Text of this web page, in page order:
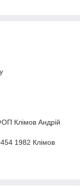
Клімов Андрій
1982 Клімов